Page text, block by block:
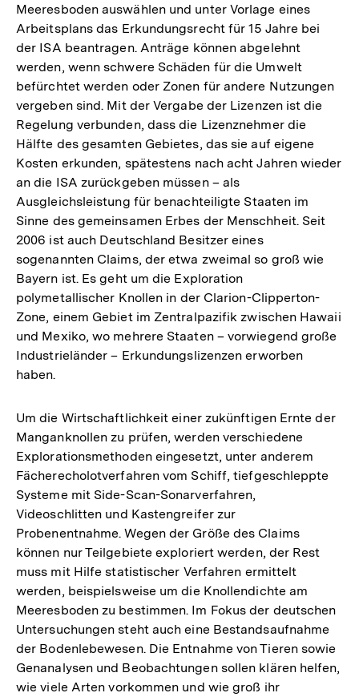
Meeresboden auswählen und unter Vorlage eines
Arbeitsplans das Erkundungsrecht für 15 Jahre bei
der ISA beantragen. Anträge können abgelehnt
werden, wenn schwere Schäden für die Umwelt
befürchtet werden oder Zonen für andere Nutzungen
vergeben sind. Mit der Vergabe der Lizenzen ist die
Regelung verbunden, dass die Lizenznehmer die
Hälfte des gesamten Gebietes, das sie auf eigene
Kosten erkunden, spätestens nach acht Jahren wieder
an die ISA zurückgeben müssen – als
Ausgleichsleistung für benachteiligte Staaten im
Sinne des gemeinsamen Erbes der Menschheit. Seit
2006 ist auch Deutschland Besitzer eines
sogenannten Claims, der etwa zweimal so groß wie
Bayern ist. Es geht um die Exploration
polymetallischer Knollen in der Clarion-Clipperton-
Zone, einem Gebiet im Zentralpazifik zwischen Hawaii
und Mexiko, wo mehrere Staaten – vorwiegend große
Industrieländer – Erkundungslizenzen erworben
haben.
Um die Wirtschaftlichkeit einer zukünftigen Ernte der
Manganknollen zu prüfen, werden verschiedene
Explorationsmethoden eingesetzt, unter anderem
Fächerecholotverfahren vom Schiff, tiefgeschleppte
Systeme mit Side-Scan-Sonarverfahren,
Videoschlitten und Kastengreifer zur
Probenentnahme. Wegen der Größe des Claims
können nur Teilgebiete exploriert werden, der Rest
muss mit Hilfe statistischer Verfahren ermittelt
werden, beispielsweise um die Knollendichte am
Meeresboden zu bestimmen. Im Fokus der deutschen
Untersuchungen steht auch eine Bestandsaufnahme
der Bodenlebewesen. Die Entnahme von Tieren sowie
Genanalysen und Beobachtungen sollen klären helfen,
wie viele Arten vorkommen und wie groß ihr